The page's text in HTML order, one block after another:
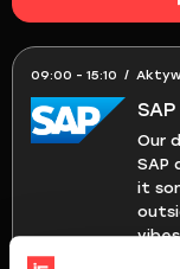
09:00 - 15:10 /
Our
SAP
it